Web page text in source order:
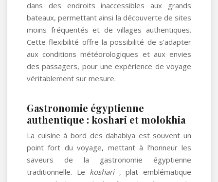
dans des endroits inaccessibles aux grands
bateaux, permettant ainsi la découverte de sites
moins fréquentés et de villages authentiques.
Cette flexibilité offre la possibilité de s'adapter
aux conditions météorologiques et aux envies
des passagers, pour une expérience de voyage
véritablement sur mesure.
Gastronomie égyptienne
authentique : koshari et molokhia
La cuisine à bord des dahabiya est souvent un
point fort du voyage, mettant à l'honneur les
saveurs de la gastronomie égyptienne
traditionnelle. Le koshari , plat emblématique